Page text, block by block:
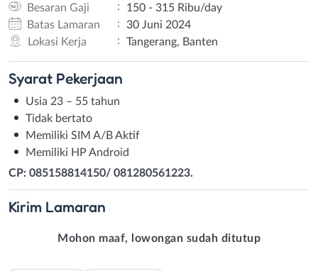
Besaran Gaji
:
150 - 315 Ribu/day
Batas Lamaran
:
30 Juni 2024
Lokasi Kerja
: Tangerang, Banten
Syarat Pekerjaan
Usia 23 – 55 tahun
Tidak bertato
Memiliki SIM A/B Aktif
Memiliki HP Android
CP: 085158814150/ 081280561223.
Kirim Lamaran
Mohon maaf, lowongan sudah ditutup